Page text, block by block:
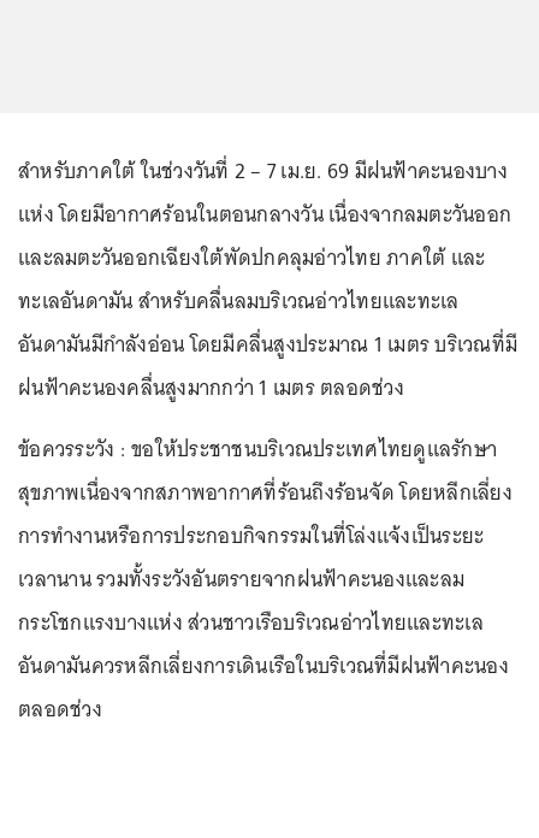
สำหรับภาคใต้ ในช่วงวันที่ 2 – 7 เม.ย. 69 มีฝนฟ้าคะนองบาง
แห่ง โดยมีอากาศร้อนในตอนกลางวัน เนื่องจากลมตะวันออก
และลมตะวันออกเฉียงใต้พัดปกคลุมอ่าวไทย ภาคใต้ และ
ทะเลอันดามัน สำหรับคลื่นลมบริเวณอ่าวไทยและทะเล
อันดามันมีกำลังอ่อน โดยมีคลื่นสูงประมาณ 1 เมตร บริเวณที่มี
ฝนฟ้าคะนองคลื่นสูงมากกว่า 1 เมตร ตลอดช่วง
ข้อควรระวัง : ขอให้ประชาชนบริเวณประเทศไทยดูแลรักษา
สุขภาพเนื่องจากสภาพอากาศที่ร้อนถึงร้อนจัด โดยหลีกเลี่ยง
การทำงานหรือการประกอบกิจกรรมในที่โล่งแจ้งเป็นระยะ
เวลานาน รวมทั้งระวังอันตรายจากฝนฟ้าคะนองและลม
กระโชกแรงบางแห่ง ส่วนชาวเรือบริเวณอ่าวไทยและทะเล
อันดามันควรหลีกเลี่ยงการเดินเรือในบริเวณที่มีฝนฟ้าคะนอง
ตลอดช่วง